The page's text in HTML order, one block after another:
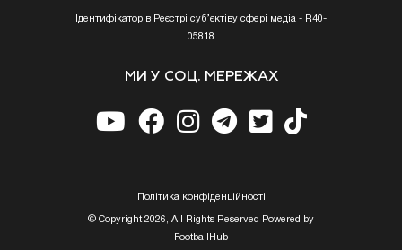
Ідентифікатор в Реєстрі суб’єктіву сфері медіа - R40-
05818
МИ У СОЦ. МЕРЕЖАХ
Полiтика конфiденцiйностi
© Copyright 2026, All Rights Reserved Powered by
FootballHub